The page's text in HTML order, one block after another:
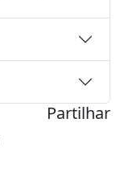
Partilhar